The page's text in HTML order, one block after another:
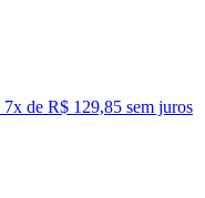
7x de R$ 129,85 sem juros